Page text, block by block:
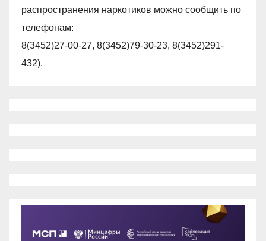
распространения наркотиков можно сообщить по
телефонам:
8(3452)27-00-27, 8(3452)79-30-23, 8(3452)291-
432).